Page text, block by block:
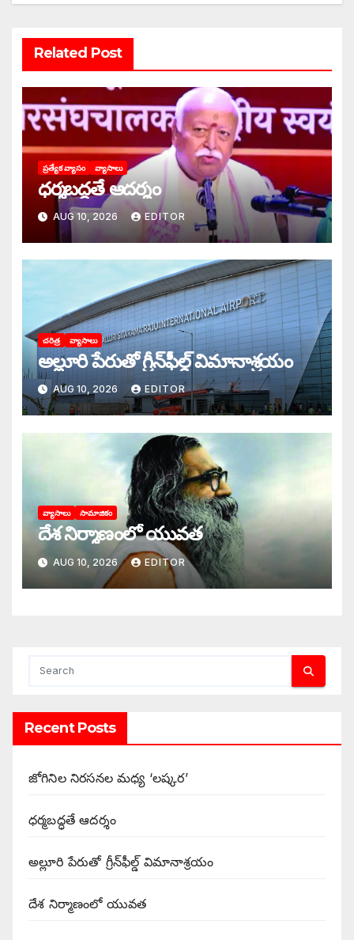
Related Post
ప్రత్యేక వ్యాసం వ్యాసాలు
ధర్మబద్ధతే ఆదర్శం
AUG 10, 2026 EDITOR
చరిత్ర వ్యాసాలు
అల్లూరి పేరుతో గ్రీన్‌ఫీల్డ్ విమానాశ్రయం
AUG 10, 2026 EDITOR
వ్యాసాలు సామాజికం
దేశ నిర్మాణంలో యువత
AUG 10, 2026 EDITOR
Recent Posts
జోగినిల నిరసనల మధ్య ‘లష్కర’
ధర్మబద్ధతే ఆదర్శం
అల్లూరి పేరుతో గ్రీన్‌ఫీల్డ్ విమానాశ్రయం
దేశ నిర్మాణంలో యువత